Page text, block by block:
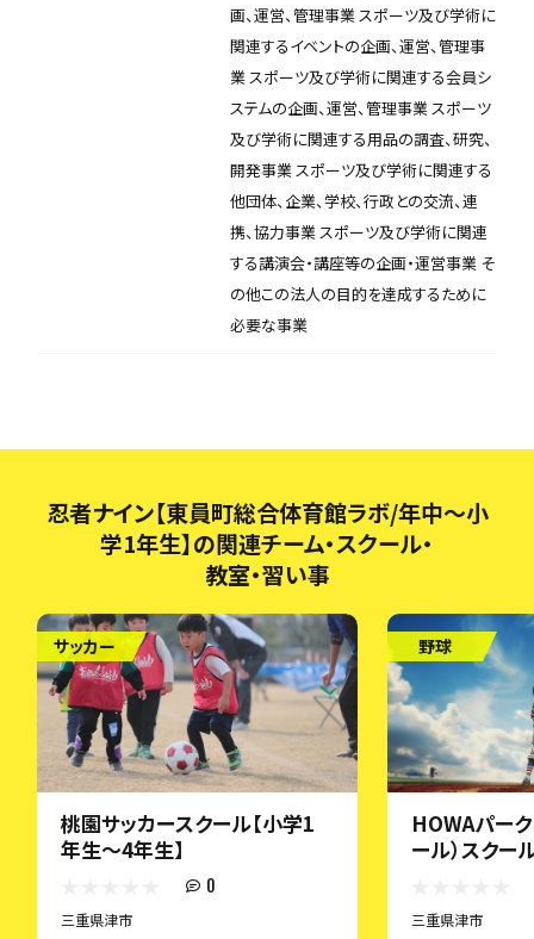
画、運営、管理事業 スポーツ及び学術に
関連するイベントの企画、運営、管理事
業 スポーツ及び学術に関連する会員シ
ステムの企画、運営、管理事業 スポーツ
及び学術に関連する用品の調査、研究、
開発事業 スポーツ及び学術に関連する
他団体、企業、学校、行政との交流、連
携、協力事業 スポーツ及び学術に関連
する講演会・講座等の企画・運営事業 そ
の他この法人の目的を達成するために
必要な事業
忍者ナイン【東員町総合体育館ラボ/年中～小
学1年生】の関連チーム・スクール・
教室・習い事
サッカー
桃園サッカースクール【小学1
年生～4年生】
0
三重県津市
野球
HOWAパー
ール）スクー
三重県津市